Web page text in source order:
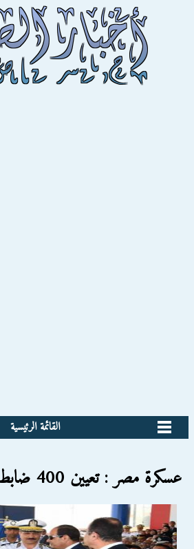
القائمة الرئيسية
عسكرة مصر : تعيين 400 ضابط بـ"النيابة العامة"